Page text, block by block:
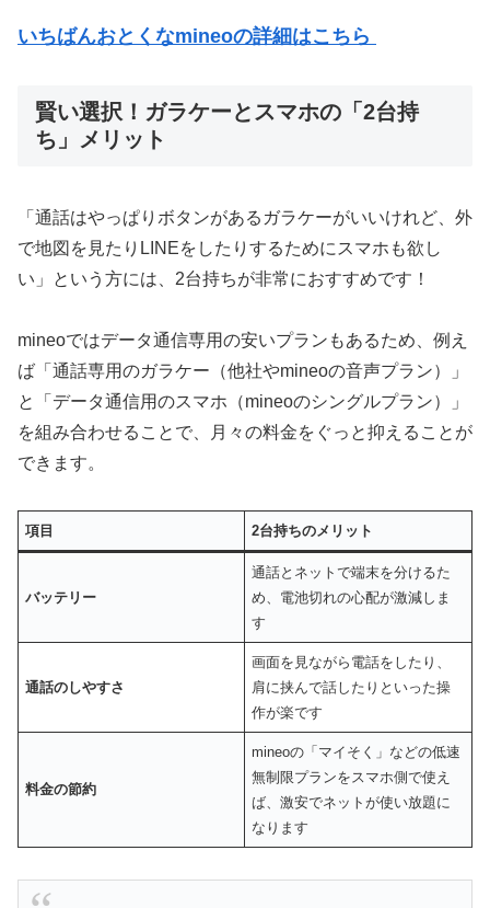
いちばんおとくなmineoの詳細はこちら
賢い選択！ガラケーとスマホの「2台持
ち」メリット
「通話はやっぱりボタンがあるガラケーがいいけれど、外
で地図を見たりLINEをしたりするためにスマホも欲し
い」という方には、2台持ちが非常におすすめです！
mineoではデータ通信専用の安いプランもあるため、例え
ば「通話専用のガラケー（他社やmineoの音声プラン）」
と「データ通信用のスマホ（mineoのシングルプラン）」
を組み合わせることで、月々の料金をぐっと抑えることが
できます。
項目 2台持ちのメリット
バッテリー
通話とネットで端末を分けるた
め、電池切れの心配が激減しま
す
通話のしやすさ
画面を見ながら電話をしたり、
肩に挟んで話したりといった操
作が楽です
料金の節約
mineoの「マイそく」などの低速
無制限プランをスマホ側で使え
ば、激安でネットが使い放題に
なります